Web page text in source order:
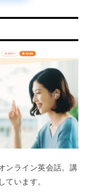
ンライン英会話。講
ています。